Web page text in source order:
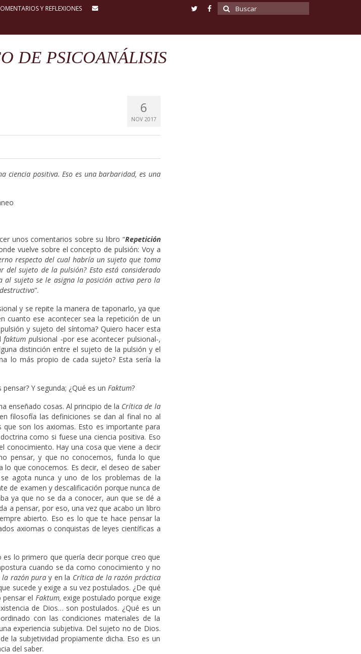
Y REFLEXIONES
Buscar
por:
DE PSICOANÁLISIS
6
NOV 2017
ciencia positiva. Eso es una barbaridad, es una
unos comentarios sobre su libro “Repetición
vuelve sobre el concepto de pulsión: Voy a
respecto del cual habría un sujeto que toma
del sujeto de la pulsión? Esto está considerado
al sujeto se le asigna la posición activa pero la
”.
y se repite la manera de taponarlo, ya que
cuanto ese acontecer sea la repetición de un
y sujeto del síntoma? Quiero hacer esta
faktum pulsional -por ese acontecer pulsional-,
distinción entre el sujeto de la pulsión y el
lo más propio de cada sujeto? Esta sería la
Y segunda; ¿Qué es un Faktum?
enseñado cosas. Al principio de la Crítica de la
filosofía las definiciones se dan al final no al
son los axiomas. Esto es importante para
como si fuese una ciencia positiva. Eso
conocimiento. Hay una cosa que viene a decir
pensar, y que no conocemos, funda lo que
que conocemos. Es decir, el deseo de saber
agota nunca y uno de los problemas de la
de examen y descalificación porque nunca de
ya que no se da a conocer, aun que se dé a
a pensar, por eso, una vez que acabo un libro
abierto. Eso es lo que te hace pensar la
axiomas o conquistas de leyes científicas a
lo primero que quería decir porque creo que
cuando se da como conocimiento y no
la razón puray en la Crítica de la razón práctica
sucede y exige a su vez postulados. ¿De qué
pensar el Faktum, exige postulado porque exige
de Dios… son postulados. ¿Qué es un
con las condiciones materiales de la
experiencia subjetiva. Del sujeto no de Dios.
la subjetividad propiamente dicha. Eso es un
del saber.